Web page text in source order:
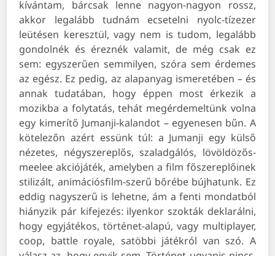
kívántam, bárcsak lenne nagyon-nagyon rossz,
akkor legalább tudnám ecsetelni nyolc-tízezer
leütésen keresztül, vagy nem is tudom, legalább
gondolnék és éreznék valamit, de még csak ez
sem: egyszerűen semmilyen, szóra sem érdemes
az egész. Ez pedig, az alapanyag ismeretében – és
annak tudatában, hogy éppen most érkezik a
mozikba a folytatás, tehát megérdemeltünk volna
egy kimerítő Jumanji-kalandot – egyenesen bűn. A
kötelezőn azért essünk túl: a Jumanji egy külső
nézetes, négyszereplős, szaladgálós, lövöldözős-
meelee akciójáték, amelyben a film főszereplőinek
stilizált, animációsfilm-szerű bőrébe bújhatunk. Ez
eddig nagyszerű is lehetne, ám a fenti mondatból
hiányzik pár kifejezés: ilyenkor szokták deklarálni,
hogy egyjátékos, történet-alapú, vagy multiplayer,
coop, battle royale, satöbbi játékról van szó. A